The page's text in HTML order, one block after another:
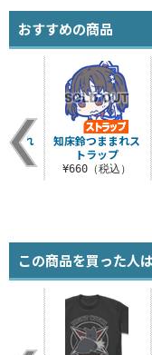
おすすめの商品
まれ
ー
込）
知床鈴つままれス
トラップ
¥660（税込）
この商品を買った人